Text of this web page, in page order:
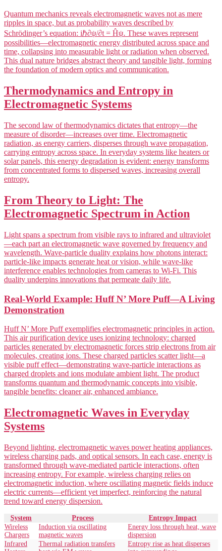
Quantum mechanics reveals electromagnetic waves not as mere
ripples in space, but as probability waves described by
Schrödinger’s equation: iℏ∂ψ/∂t = Ĥψ. These waves represent
possibilities—electromagnetic energy distributed across space and
time, collapsing into measurable light or radiation when observed.
This dual nature bridges abstract theory and tangible light, forming
the foundation of modern optics and communication.
Thermodynamics and Entropy in
Electromagnetic Systems
The second law of thermodynamics dictates that entropy—the
measure of disorder—increases over time. Electromagnetic
radiation, as energy carriers, disperses through wave propagation,
carrying entropy across space. In everyday systems like heaters or
solar panels, this energy degradation is evident: energy transforms
from concentrated forms to dispersed waves, increasing overall
entropy.
From Theory to Light: The
Electromagnetic Spectrum in Action
Light spans a spectrum from visible rays to infrared and ultraviolet
—each part an electromagnetic wave governed by frequency and
wavelength. Wave-particle duality explains how photons interact:
particle-like impacts generate heat or vision, while wave-like
interference enables technologies from cameras to Wi-Fi. This
duality underpins innovations that permeate daily life.
Real-World Example: Huff N’ More Puff—A Living
Demonstration
Huff N’ More Puff exemplifies electromagnetic principles in action.
This air purification device uses ionizing technology: charged
particles generated by electromagnetic forces strip electrons from air
molecules, creating ions. These charged particles scatter light—a
visible puff effect—demonstrating wave-particle interactions as
charged droplets and ions modulate ambient light. The product
transforms quantum and thermodynamic concepts into visible,
tangible benefits: cleaner air, enhanced ambiance.
Electromagnetic Waves in Everyday
Systems
Beyond lighting, electromagnetic waves power heating appliances,
wireless charging pads, and optical sensors. In each case, energy is
transformed through wave-mediated particle interactions, often
increasing entropy. For example, wireless charging relies on
electromagnetic induction, where oscillating magnetic fields induce
electric currents—efficient yet imperfect, reinforcing the natural
trend toward energy dispersion.
System Process
Entropy Impact
Wireless
Chargers
Induction via oscillating
magnetic waves
Energy loss through heat, wave
dispersion
Infrared
Thermal radiation transfers
Entropy rise as heat disperses